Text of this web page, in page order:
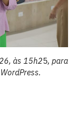
às 15h25, para